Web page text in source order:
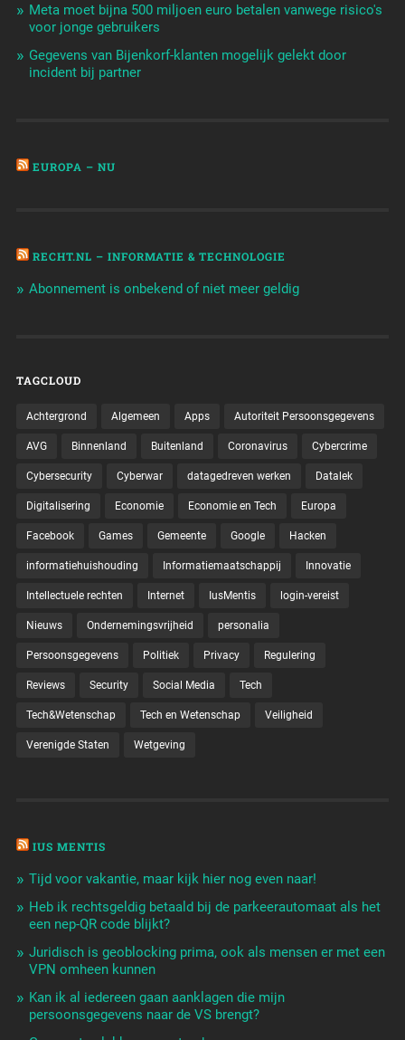
Meta moet bijna 500 miljoen euro betalen vanwege risico's
voor jonge gebruikers
Gegevens van Bijenkorf-klanten mogelijk gelekt door
incident bij partner
EUROPA – NU
RECHT.NL – INFORMATIE & TECHNOLOGIE
Abonnement is onbekend of niet meer geldig
TAGCLOUD
Achtergrond Algemeen Apps Autoriteit Persoonsgegevens
AVG Binnenland Buitenland Coronavirus Cybercrime
Cybersecurity Cyberwar datagedreven werken Datalek
Digitalisering Economie Economie en Tech Europa
Facebook Games Gemeente Google Hacken
informatiehuishouding Informatiemaatschappij Innovatie
Intellectuele rechten Internet IusMentis login-vereist
Nieuws Ondernemingsvrijheid personalia
Persoonsgegevens Politiek Privacy Regulering
Reviews Security Social Media Tech
Tech&Wetenschap Tech en Wetenschap Veiligheid
Verenigde Staten Wetgeving
IUS MENTIS
Tijd voor vakantie, maar kijk hier nog even naar!
Heb ik rechtsgeldig betaald bij de parkeerautomaat als het
een nep-QR code blijkt?
Juridisch is geoblocking prima, ook als mensen er met een
VPN omheen kunnen
Kan ik al iedereen gaan aanklagen die mijn
persoonsgegevens naar de VS brengt?